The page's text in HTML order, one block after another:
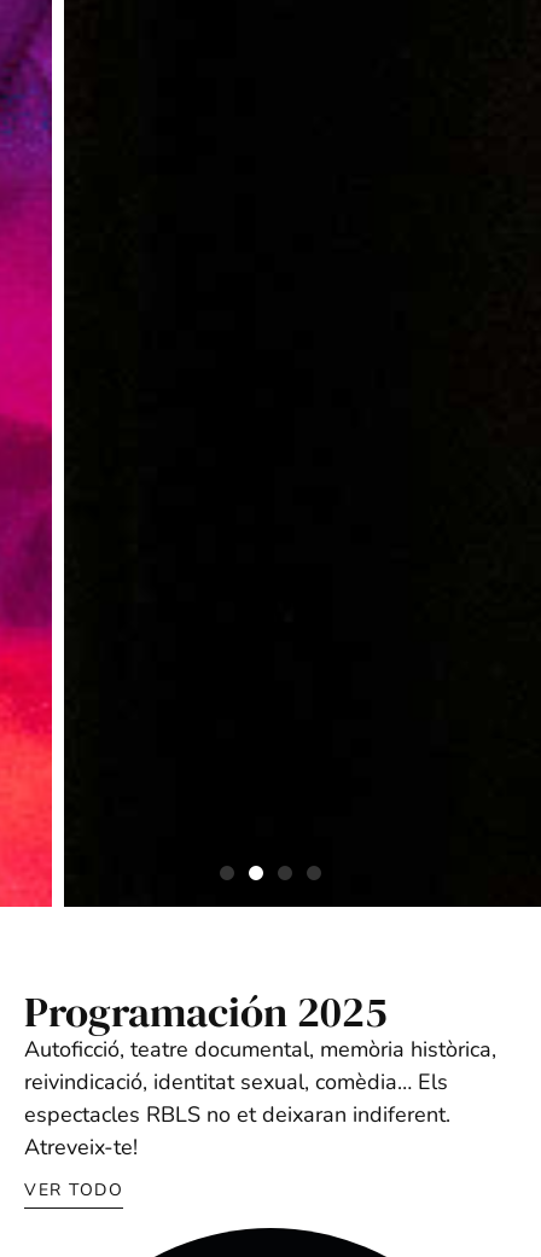
Programación2025
Autoficció, teatre documental, memòria històrica,
reivindicació, identitat sexual, comèdia… Els
espectacles RBLS no et deixaran indiferent.
Atreveix-te!
VER TODO